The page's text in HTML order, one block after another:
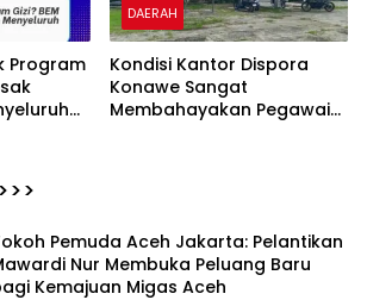
Program
DAERAH
Kondisi Kantor Dispora
Konawe Sangat
Membahayakan Pegawai
Pemuda Aceh Jakarta: Pelantikan
Nur Membuka Peluang Baru
Kemajuan Migas Aceh